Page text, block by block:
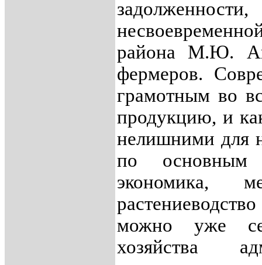
района М.Ю.
фермеров.
грамотным во
продукцию, и
нелишними для
по основным
экономика,
можно уже
хозяйства